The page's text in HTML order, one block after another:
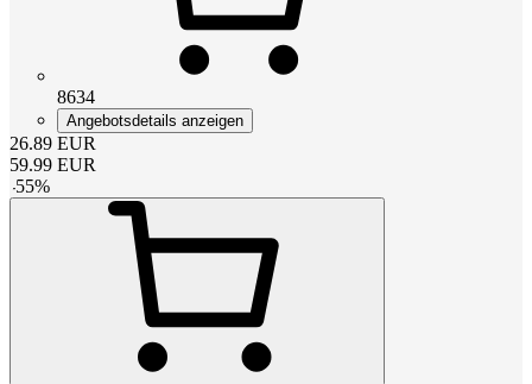
8634
Angebotsdetails anzeigen
26.89 EUR
59.99 EUR
-55%